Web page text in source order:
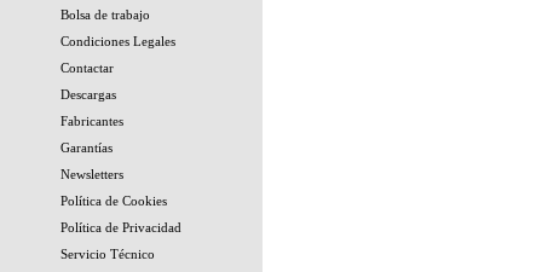
Bolsa de trabajo
Condiciones Legales
Contactar
Descargas
Fabricantes
Garantías
Newsletters
Política de Cookies
Política de Privacidad
Servicio Técnico